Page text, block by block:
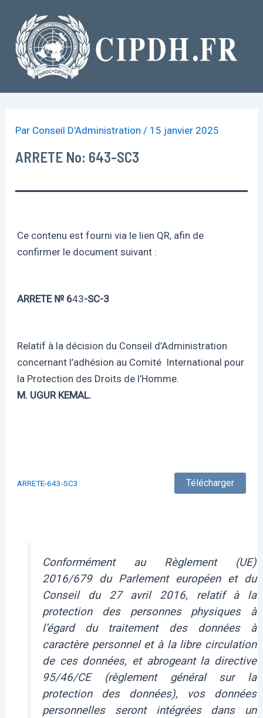
contenu
Par Conseil D'Administration/ 15 janvier 2025
ARRETE No: 643-SC3
Ce contenu est fourni via le lien QR, afin de
confirmer le document suivant :
ARRETE № 643-SC-3
Relatif à la décision du Conseil d’Administration
concernant l’adhésion au Comité International pour
la Protection des Droits de l’Homme.
M. UGUR KEMAL.
ARRETE-643-SC3 Télécharger
Conformément au Règlement (UE)
2016/679 du Parlement européen et du
Conseil du 27 avril 2016, relatif à la
protection des personnes physiques à
l’égard du traitement des données à
caractère personnel et à la libre circulation
de ces données, et abrogeant la directive
95/46/CE (règlement général sur la
protection des données), vos données
personnelles seront intégrées dans un